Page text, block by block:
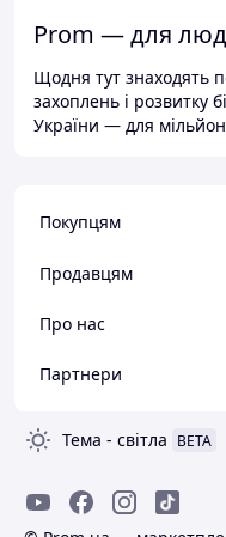
Prom — для
Щодня тут знаходять
захоплень і розвитку
України — для
Покупцям
Продавцям
Про нас
Партнери
Тема - світла BETA